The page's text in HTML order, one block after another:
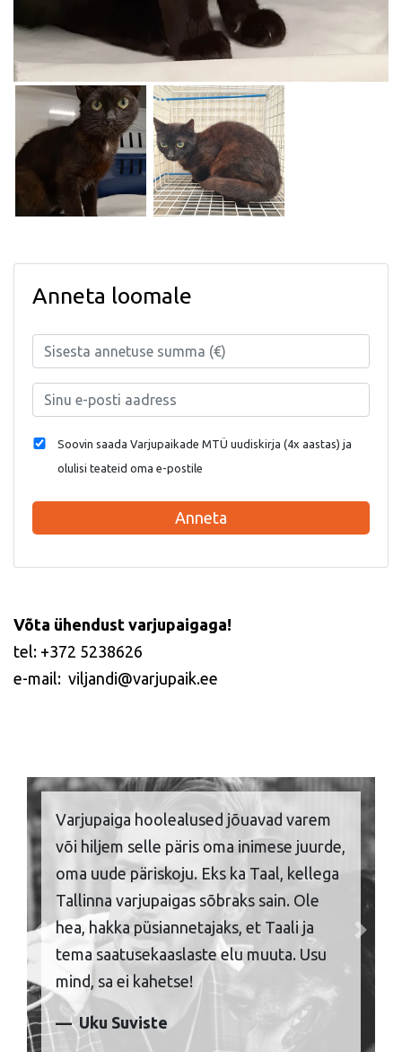
Anneta loomale
Soovin saada Varjupaikade MTÜ uudiskirja (4x aastas) ja
olulisi teateid oma e-postile
Anneta
Võta ühendust varjupaigaga!
tel: +372 5238626
e-mail: viljandi@varjupaik.ee
Varjupaiga hoolealused jõuavad varem
või hiljem selle päris oma inimese juurde,
oma uude päriskoju. Eks ka Taal, kellega
Tallinna varjupaigas sõbraks sain. Ole
hea, hakka püsiannetajaks, et Taali ja
tema saatusekaaslaste elu muuta. Usu
mind, sa ei kahetse!
Uku Suviste
Previous Next